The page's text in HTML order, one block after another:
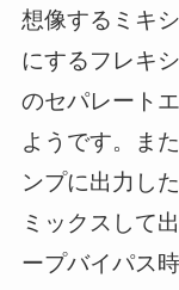
想像するミキ
にするフレキ
のセパレート
ようです。ま
ンプに出力し
ミックスして
ープバイパス